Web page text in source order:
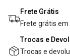
Frete Grátis
Frete grátis
Trocas e
Trocas e